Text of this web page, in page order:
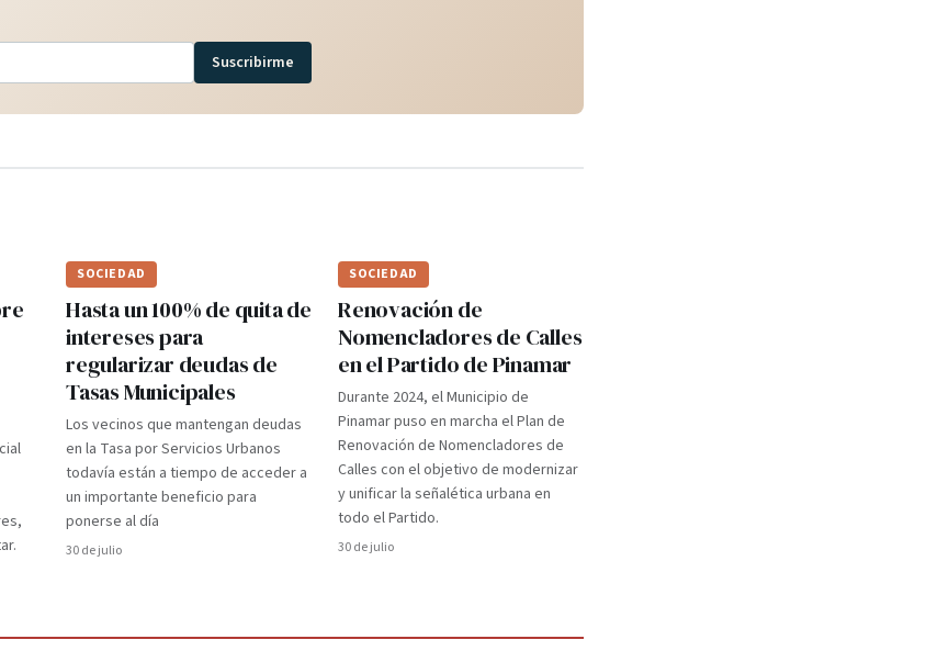
Suscribirme
SOCIEDAD
Hasta un 100% de quita de
intereses para
regularizar deudas de
Tasas Municipales
Los vecinos que mantengan deudas
en la Tasa por Servicios Urbanos
todavía están a tiempo de acceder a
un importante beneficio para
ponerse al día
30 de julio
SOCIEDAD
Renovación de
Nomencladores de Calles
en el Partido de Pinamar
Durante 2024, el Municipio de
Pinamar puso en marcha el Plan de
Renovación de Nomencladores de
Calles con el objetivo de modernizar
y unificar la señalética urbana en
todo el Partido.
30 de julio